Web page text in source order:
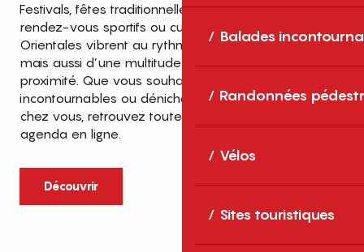
Balades
Randonnées
Vélos
Sites touristiques
Festivals, fêtes traditionnelles, concerts, expositions,
rendez-vous sportifs ou culturels… les Pyrénées-
Orientales vibrent au rythme de grands temps forts
mais aussi d’une multitude d’événements de
proximité. Que vous souhaitiez vivre les
incontournables ou dénicher des sorties près de
chez vous, retrouvez toutes les infos dans notre
agenda en ligne.
Découvrir
Top des événements et sorties
en famille
cet été dans les Pyrénées-Orientales
Entre mer Méditerranée, villages de
caractère et grands espaces naturels, les
Pyrénées-Orientales sont une destination
idéale pour partager des moments en
famille tout au long...